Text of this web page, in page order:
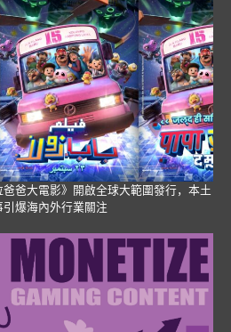
爸大電影》開啟全球大範圍發行，本土
引爆海內外行業關注